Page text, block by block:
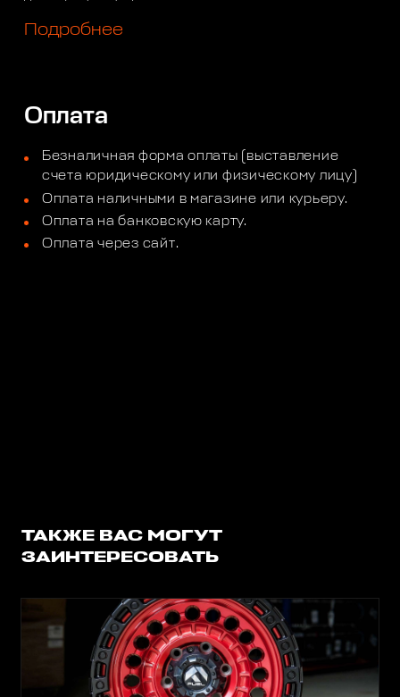
Подробнее
Оплата
Безналичная форма оплаты (выставление
счета юридическому или физическому лицу)
Оплата наличными в магазине или курьеру.
Оплата на банковскую карту.
Оплата через сайт.
ТАКЖЕ ВАС МОГУТ
ЗАИНТЕРЕСОВАТЬ